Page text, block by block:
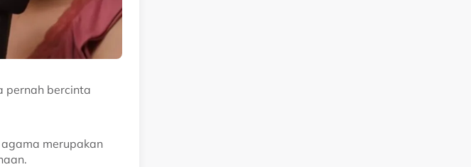
pernah bercinta
merupakan